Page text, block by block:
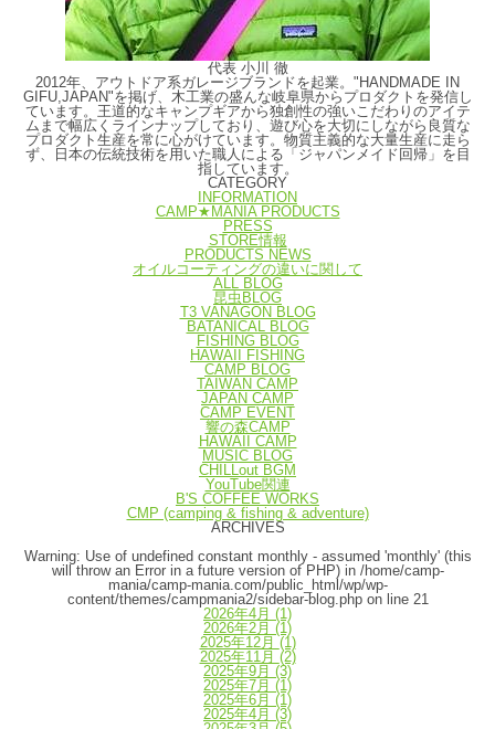
代表 小川 徹
2012年、アウトドア系ガレージブランドを起業。"HANDMADE IN
GIFU,JAPAN"を掲げ、木工業の盛んな岐阜県からプロダクトを発信し
ています。王道的なキャンプギアから独創性の強いこだわりのアイテ
ムまで幅広くラインナップしており、遊び心を大切にしながら良質な
プロダクト生産を常に心がけています。物質主義的な大量生産に走ら
ず、日本の伝統技術を用いた職人による「ジャパンメイド回帰」を目
指しています。
CATEGORY
INFORMATION
CAMP★MANIA PRODUCTS
PRESS
STORE情報
PRODUCTS NEWS
オイルコーティングの違いに関して
ALL BLOG
昆虫BLOG
T3 VANAGON BLOG
BATANICAL BLOG
FISHING BLOG
HAWAII FISHING
CAMP BLOG
TAIWAN CAMP
JAPAN CAMP
CAMP EVENT
響の森CAMP
HAWAII CAMP
MUSIC BLOG
CHILLout BGM
YouTube関連
B'S COFFEE WORKS
CMP (camping & fishing & adventure)
ARCHIVES
Warning: Use of undefined constant monthly - assumed 'monthly' (this
will throw an Error in a future version of PHP) in /home/camp-
mania/camp-mania.com/public_html/wp/wp-
content/themes/campmania2/sidebar-blog.phpon line 21
2026年4月 (1)
2026年2月 (1)
2025年12月 (1)
2025年11月 (2)
2025年9月 (3)
2025年7月 (1)
2025年6月 (1)
2025年4月 (3)